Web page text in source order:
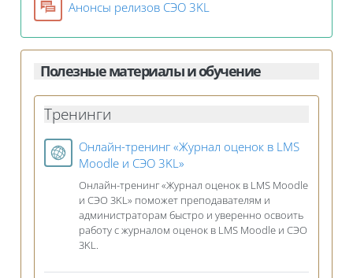
Анонсы релизов СЭО 3KL
Полезные материалы и обучение
Тренинги
Онлайн-тренинг «Журнал оценок в LMS
Moodle и СЭО 3KL»
Онлайн-тренинг «Журнал оценок в LMS Moodle
и СЭО 3KL» поможет преподавателям и
администраторам быстро и уверенно освоить
работу с журналом оценок в LMS Moodle и СЭО
3KL.